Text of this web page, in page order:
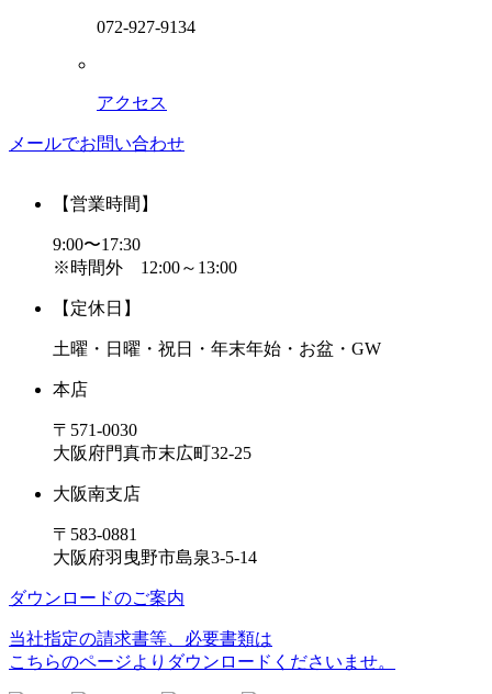
072-927-9134
アクセス
メールでお問い合わせ
【営業時間】
9:00〜17:30
※時間外 12:00～13:00
【定休日】
土曜・日曜・祝日・年末年始・お盆・GW
本店
〒571-0030
大阪府門真市末広町32-25
大阪南支店
〒583-0881
大阪府羽曳野市島泉3-5-14
ダウンロードのご案内
当社指定の請求書等、必要書類は
こちらのページよりダウンロードくださいませ。